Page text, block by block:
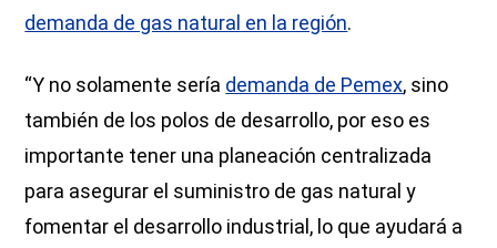
demanda de gas natural en la región.
“Y no solamente sería demanda de Pemex, sino
también de los polos de desarrollo, por eso es
importante tener una planeación centralizada
para asegurar el suministro de gas natural y
fomentar el desarrollo industrial, lo que ayudará a